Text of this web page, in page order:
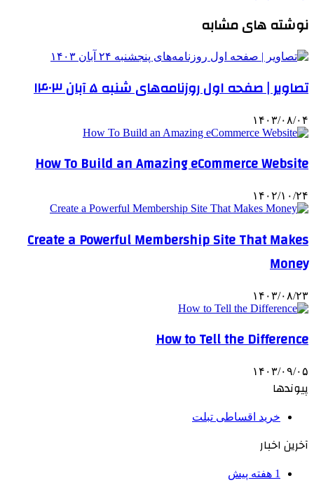
نوشته های مشابه
تصاویر | صفحه اول روزنامه‌های شنبه ۵ آبان ۱۴۰۳
۱۴۰۳/۰۸/۰۴
How To Build an Amazing eCommerce Website
۱۴۰۲/۱۰/۲۴
Create a Powerful Membership Site That Makes
Money
۱۴۰۳/۰۸/۲۳
How to Tell the Difference
۱۴۰۳/۰۹/۰۵
پیوندها
خرید اقساطی تبلت
آخرین اخبار
1 هفته پیش